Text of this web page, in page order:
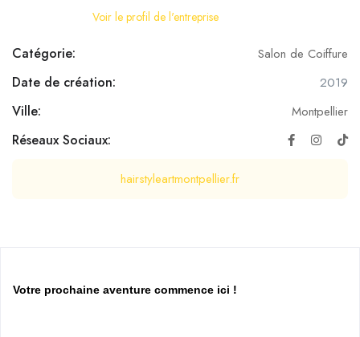
Voir le profil de l'entreprise
Catégorie: Salon de Coiffure
Date de création: 2019
Ville: Montpellier
Réseaux Sociaux:
hairstyleartmontpellier.fr
Votre prochaine aventure commence ici !